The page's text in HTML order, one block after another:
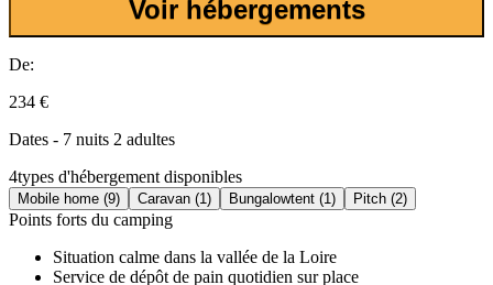
Voir hébergements
De:
234 €
Dates - 7 nuits 2 adultes
4types d'hébergement disponibles
Mobile home (9) Caravan (1) Bungalowtent (1) Pitch (2)
Points forts du camping
Situation calme dans la vallée de la Loire
Service de dépôt de pain quotidien sur place